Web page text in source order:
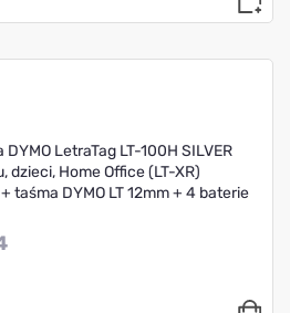
DYMO LetraTag LT-100H SILVER
dzieci, Home Office (LT-XR)
taśma DYMO LT 12mm + 4 baterie